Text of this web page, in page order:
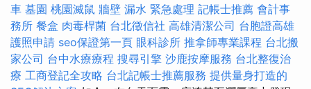
車 墓園 桃園滅鼠 牆壁 漏水 緊急處理 記帳士推薦 會計事
務所 餐盒 肉毒桿菌 台北徵信社 高雄清潔公司 台胞證高雄
護照申請 seo保證第一頁 眼科診所 推拿師專業課程 台北搬
家公司 台中水療療程 搜尋引擎 沙鹿按摩服務 台北整復治
療 工商登記全攻略 台北記帳士推薦服務 提供量身打造的